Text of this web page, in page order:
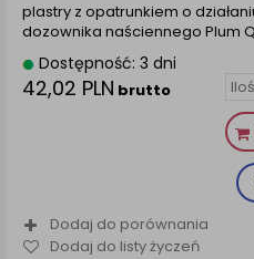
plastry z opatrunkiem o
dozownika naściennego Plum
Dostępność: 3 dni
42,02 PLN brutto
Dodaj do porównania
Dodaj do listy życzeń